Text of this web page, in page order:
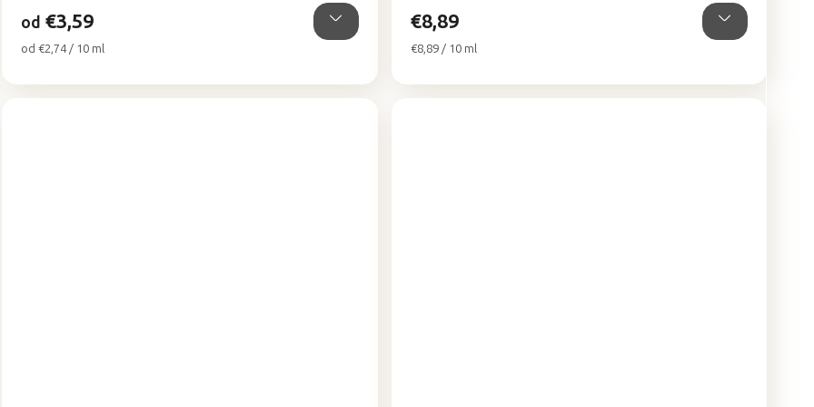
od €3,59
Jednotková
od €2,74 / 10 ml
€8,89
Jednotková
€8,89 / 10 ml